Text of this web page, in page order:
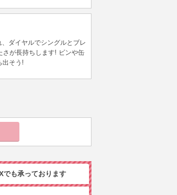
ダイヤルでシングルとブレ
さが長持ちします! ビンや缶
出そう!
でも承っております